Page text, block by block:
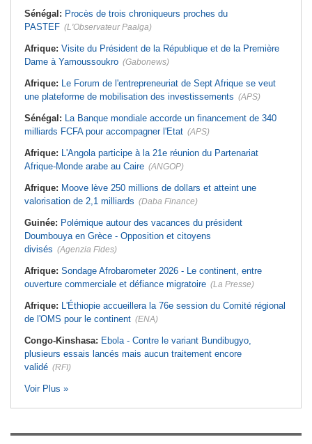
Sénégal: Procès de trois chroniqueurs proches du
PASTEF (L'Observateur Paalga)
Afrique: Visite du Président de la République et de la Première
Dame à Yamoussoukro (Gabonews)
Afrique: Le Forum de l'entrepreneuriat de Sept Afrique se veut
une plateforme de mobilisation des investissements (APS)
Sénégal: La Banque mondiale accorde un financement de 340
milliards FCFA pour accompagner l'Etat (APS)
Afrique: L'Angola participe à la 21e réunion du Partenariat
Afrique-Monde arabe au Caire (ANGOP)
Afrique: Moove lève 250 millions de dollars et atteint une
valorisation de 2,1 milliards (Daba Finance)
Guinée: Polémique autour des vacances du président
Doumbouya en Grèce - Opposition et citoyens
divisés (Agenzia Fides)
Afrique: Sondage Afrobarometer 2026 - Le continent, entre
ouverture commerciale et défiance migratoire (La Presse)
Afrique: L'Éthiopie accueillera la 76e session du Comité régional
de l'OMS pour le continent (ENA)
Congo-Kinshasa: Ebola - Contre le variant Bundibugyo,
plusieurs essais lancés mais aucun traitement encore
validé (RFI)
Voir Plus »